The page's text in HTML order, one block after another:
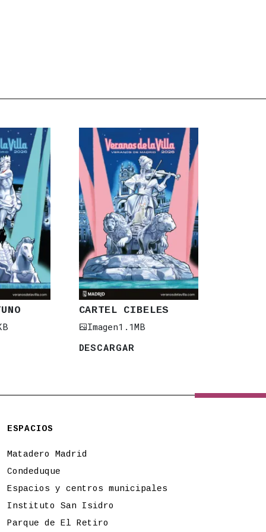
CARTEL CIBELES
Imagen1.1MB
DESCARGAR
ESPACIOS
Matadero Madrid
Condeduque
Espacios y centros municipales
Instituto San Isidro
Parque de El Retiro